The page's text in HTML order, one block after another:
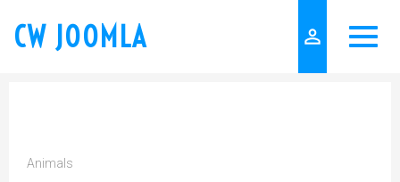
CW JOOMLA person_outline
Animals